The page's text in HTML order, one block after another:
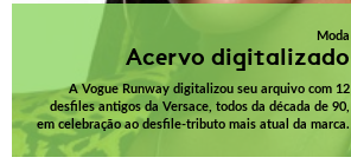
Moda
Acervo digitalizado
A Vogue Runway digitalizou seu arquivo com 12
desfiles antigos da Versace, todos da década de 90,
em celebração ao desfile-tributo mais atual da marca.